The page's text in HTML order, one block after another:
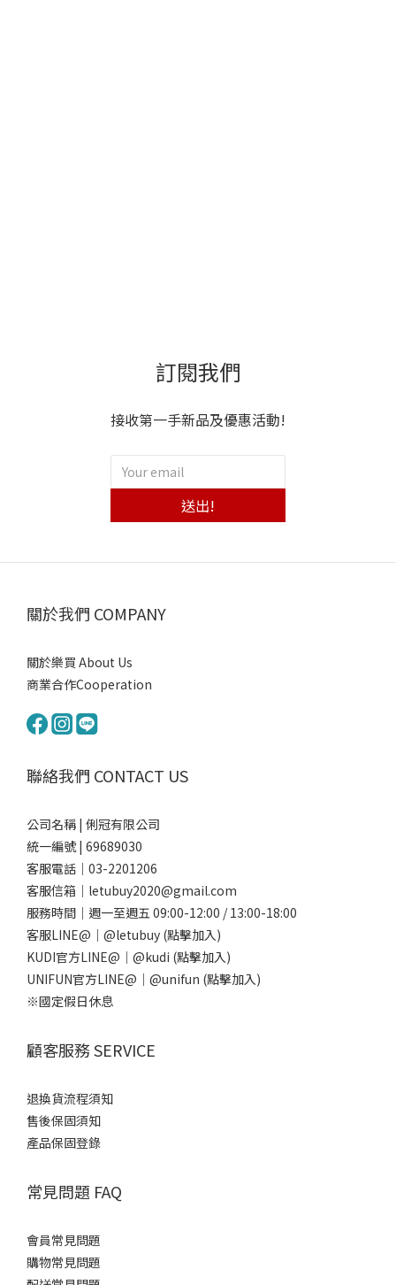
訂閱我們
接收第一手新品及優惠活動!
送出!
關於我們 COMPANY
關於樂買 About Us
商業合作Cooperation
聯絡我們 CONTACT US
公司名稱 | 俐冠有限公司
統一編號 | 69689030
客服電話｜03-2201206
客服信箱｜letubuy2020@gmail.com
服務時間｜週一至週五 09:00-12:00 / 13:00-18:00
客服LINE@｜ @letubuy (點擊加入)
KUDI官方LINE@｜ @kudi (點擊加入)
UNIFUN官方LINE@｜ @unifun (點擊加入)
※國定假日休息
顧客服務 SERVICE
退換貨流程須知
售後保固須知
產品保固登錄
常見問題 FAQ
會員常見問題
購物常見問題